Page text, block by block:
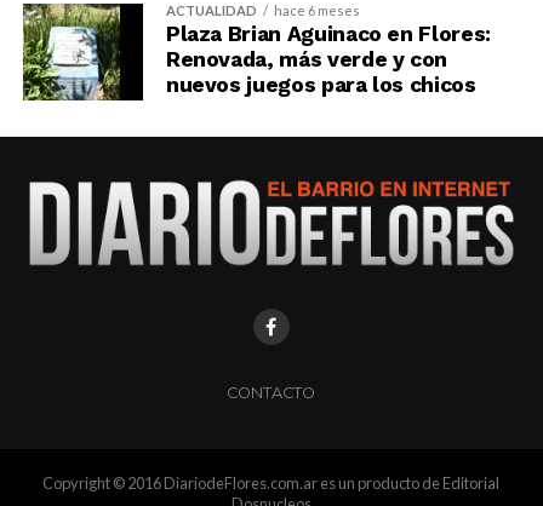
ACTUALIDAD hace 6 meses
Plaza Brian Aguinaco en Flores:
Renovada, más verde y con
nuevos juegos para los chicos
CONTACTO
Copyright © 2016 DiariodeFlores.com.ar es un producto de Editorial